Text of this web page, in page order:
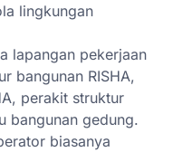
lingkungan
lapangan pekerjaan
bangunan RISHA,
perakit struktur
bangunan gedung.
biasanya